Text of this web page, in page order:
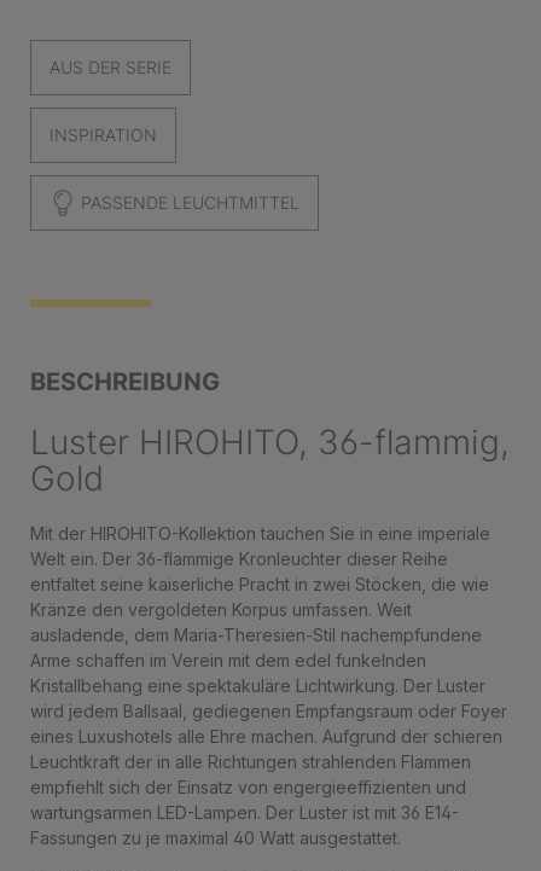
AUS DER SERIE
INSPIRATION
PASSENDE LEUCHTMITTEL
BESCHREIBUNG
Luster HIROHITO, 36-flammig,
Gold
Mit der HIROHITO-Kollektion tauchen Sie in eine imperiale
Welt ein. Der 36-flammige Kronleuchter dieser Reihe
entfaltet seine kaiserliche Pracht in zwei Stöcken, die wie
Kränze den vergoldeten Korpus umfassen. Weit
ausladende, dem Maria-Theresien-Stil nachempfundene
Arme schaffen im Verein mit dem edel funkelnden
Kristallbehang eine spektakuläre Lichtwirkung. Der Luster
wird jedem Ballsaal, gediegenen Empfangsraum oder Foyer
eines Luxushotels alle Ehre machen. Aufgrund der schieren
Leuchtkraft der in alle Richtungen strahlenden Flammen
empfiehlt sich der Einsatz von engergieeffizienten und
wartungsarmen LED-Lampen. Der Luster ist mit 36 E14-
Fassungen zu je maximal 40 Watt ausgestattet.